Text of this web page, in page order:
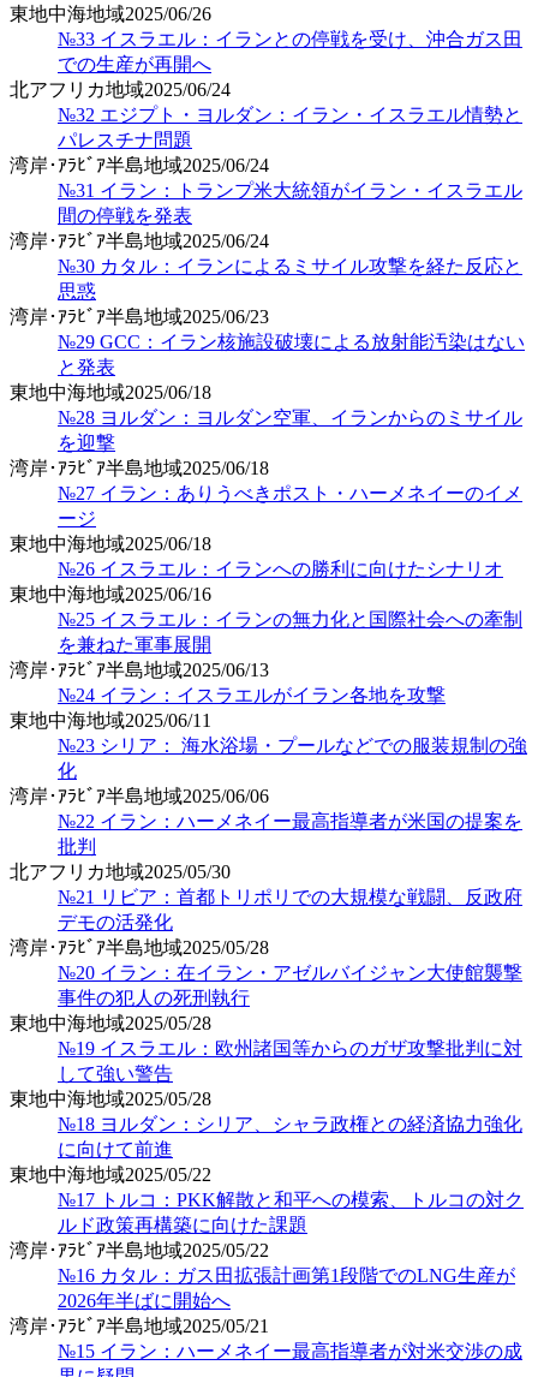
東地中海地域2025/06/26
№33 イスラエル：イランとの停戦を受け、沖合ガス田
での生産が再開へ
北アフリカ地域2025/06/24
№32 エジプト・ヨルダン：イラン・イスラエル情勢と
パレスチナ問題
湾岸･ｱﾗﾋﾞｱ半島地域2025/06/24
№31 イラン：トランプ米大統領がイラン・イスラエル
間の停戦を発表
湾岸･ｱﾗﾋﾞｱ半島地域2025/06/24
№30 カタル：イランによるミサイル攻撃を経た反応と
思惑
湾岸･ｱﾗﾋﾞｱ半島地域2025/06/23
№29 GCC：イラン核施設破壊による放射能汚染はない
と発表
東地中海地域2025/06/18
№28 ヨルダン：ヨルダン空軍、イランからのミサイル
を迎撃
湾岸･ｱﾗﾋﾞｱ半島地域2025/06/18
№27 イラン：ありうべきポスト・ハーメネイーのイメ
ージ
東地中海地域2025/06/18
№26 イスラエル：イランへの勝利に向けたシナリオ
東地中海地域2025/06/16
№25 イスラエル：イランの無力化と国際社会への牽制
を兼ねた軍事展開
湾岸･ｱﾗﾋﾞｱ半島地域2025/06/13
№24 イラン：イスラエルがイラン各地を攻撃
東地中海地域2025/06/11
№23 シリア： 海水浴場・プールなどでの服装規制の強
化
湾岸･ｱﾗﾋﾞｱ半島地域2025/06/06
№22 イラン：ハーメネイー最高指導者が米国の提案を
批判
北アフリカ地域2025/05/30
№21 リビア：首都トリポリでの大規模な戦闘、反政府
デモの活発化
湾岸･ｱﾗﾋﾞｱ半島地域2025/05/28
№20 イラン：在イラン・アゼルバイジャン大使館襲撃
事件の犯人の死刑執行
東地中海地域2025/05/28
№19 イスラエル：欧州諸国等からのガザ攻撃批判に対
して強い警告
東地中海地域2025/05/28
№18 ヨルダン：シリア、シャラ政権との経済協力強化
に向けて前進
東地中海地域2025/05/22
№17 トルコ：PKK解散と和平への模索、トルコの対ク
ルド政策再構築に向けた課題
湾岸･ｱﾗﾋﾞｱ半島地域2025/05/22
№16 カタル：ガス田拡張計画第1段階でのLNG生産が
2026年半ばに開始へ
湾岸･ｱﾗﾋﾞｱ半島地域2025/05/21
№15 イラン：ハーメネイー最高指導者が対米交渉の成